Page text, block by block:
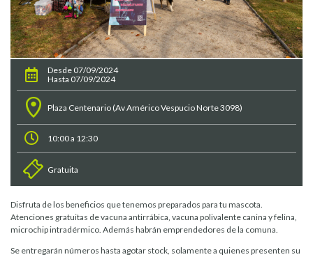
Desde 07/09/2024
Hasta 07/09/2024
Plaza Centenario (Av Américo Vespucio Norte 3098)
10:00 a 12:30
Gratuita
Disfruta de los beneficios que tenemos preparados para tu mascota.
Atenciones gratuitas de vacuna antirrábica, vacuna polivalente canina y felina,
microchip intradérmico. Además habrán emprendedores de la comuna.
Se entregarán números hasta agotar stock, solamente a quienes presenten su